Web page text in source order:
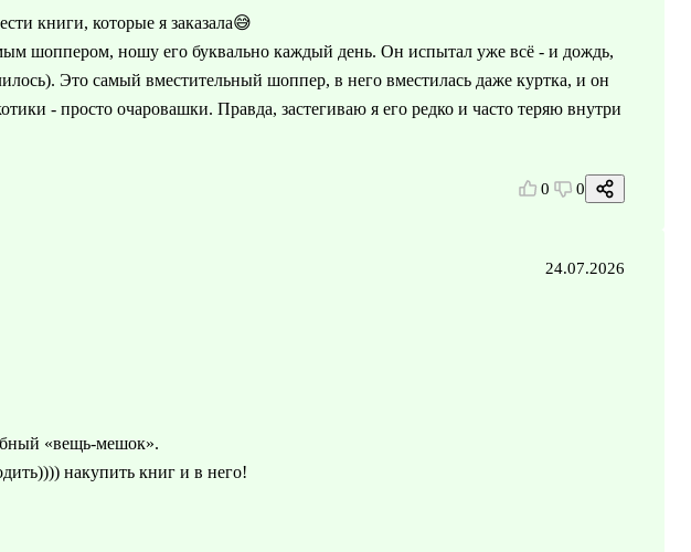
книги, которые я заказала😅
шоппером, ношу его буквально каждый день. Он испытал уже всё - и дождь,
Это самый вместительный шоппер, в него вместилась даже куртка, и он
- просто очаровашки. Правда, застегиваю я его редко и часто теряю внутри
0 0
24.07.2026
«вещь-мешок».
накупить книг и в него!